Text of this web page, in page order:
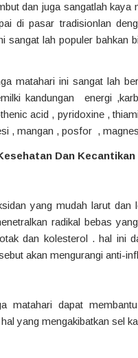
dan juga sangatlah kaya
di pasar tradisionlan
sangat lah populer bahkan
matahari ini sangat lah
kandungan energi
acid , pyridoxine ,
, mangan , posfor ,
Dan Kecantikan
yang mudah larut dan
radikal bebas
dan kolesterol . hal ini
akan mengurangi anti-
matahari dapat
yang mengakibatkan sel